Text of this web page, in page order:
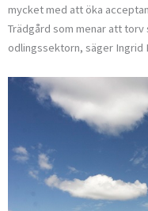
mycket med att öka
Trädgård som menar att
odlingssektorn, säger Ingrid